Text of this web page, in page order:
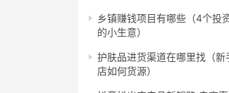
乡镇赚钱项目有哪些（4个投
的小生意）
护肤品进货渠道在哪里找（新
店如何货源）